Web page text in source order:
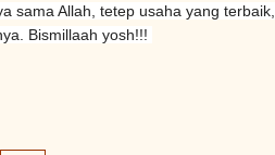
sama Allah, tetep usaha yang terbaik,
Bismillaah yosh!!!